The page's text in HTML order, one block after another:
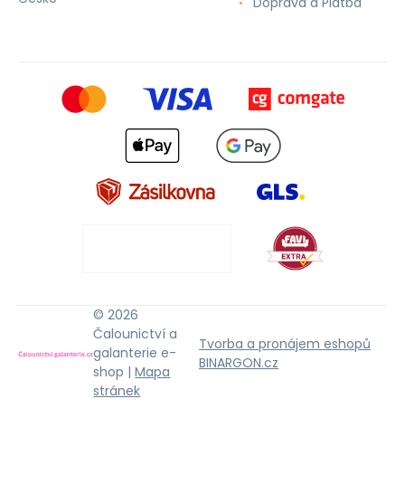
© 2026
Čalounictví a
galanterie e-
shop |Mapa
stránek
Tvorba a pronájem eshopů
BINARGON.cz